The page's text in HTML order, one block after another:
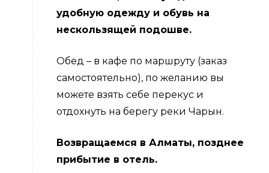
удобную одежду и обувь на
нескользящей подошве.
Обед – в кафе по маршруту (заказ
самостоятельно), по желанию вы
можете взять себе перекус и
отдохнуть на берегу реки Чарын.
Возвращаемся в Алматы, позднее
прибытие в отель.